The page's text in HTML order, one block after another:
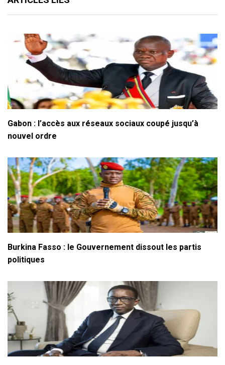
Gabon : l’accès aux réseaux sociaux coupé jusqu’à
nouvel ordre
Burkina Fasso : le Gouvernement dissout les partis
politiques